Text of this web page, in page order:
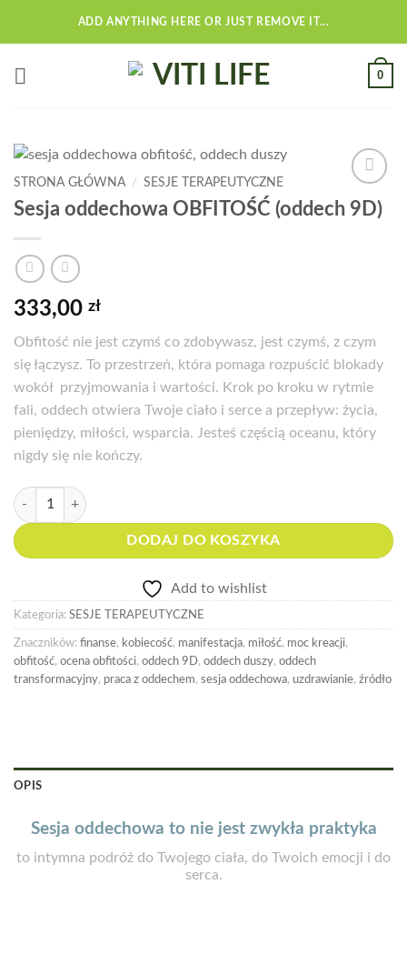
ADD ANYTHING HERE OR JUST REMOVE IT...
0
Add to
wishlist
STRONA GŁÓWNA / SESJE TERAPEUTYCZNE
Sesja oddechowa OBFITOŚĆ (oddech 9D)
333,00 zł
Obfitość nie jest czymś co zdobywasz, jest czymś, z czym
się łączysz. To przestrzeń, która pomaga rozpuścić blokady
wokół przyjmowania i wartości. Krok po kroku w rytmie
fali, oddech otwiera Twoje ciało i serce a przepływ: życia,
pieniędzy, miłości, wsparcia. Jesteś częścią oceanu, który
nigdy się nie kończy.
ilość Sesja oddechowa OBFITOŚĆ (oddech 9D)
DODAJ DO KOSZYKA
Add to wishlist
Kategoria: SESJE TERAPEUTYCZNE
Znaczników: finanse, kobiecość, manifestacja, miłość, moc kreacji,
obfitość, ocena obfitości, oddech 9D, oddech duszy, oddech
transformacyjny, praca z oddechem, sesja oddechowa, uzdrawianie, źródło
OPIS
Sesja oddechowa to nie jest zwykła praktyka
to intymna podróż do Twojego ciała, do Twoich emocji i do
serca.